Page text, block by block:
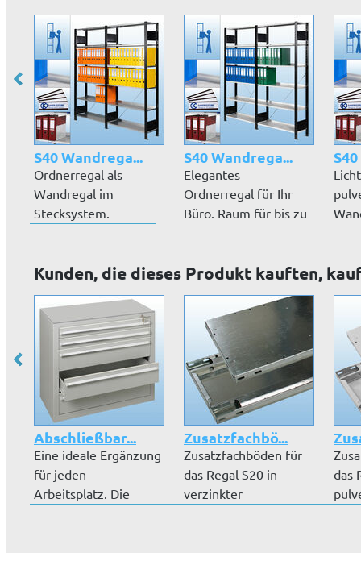
S40 Wandrega...
Ordnerregal als
Wandregal im
Stecksystem.
S40 Wandrega...
Elegantes
Ordnerregal für Ihr
Büro. Raum für bis zu
Kunden, die dieses Produkt kauften,
Abschließbar...
Eine ideale Ergänzung
für jeden
Arbeitsplatz. Die
Zusatzfachbö...
Zusatzfachböden für
das Regal S20 in
verzinkter
das